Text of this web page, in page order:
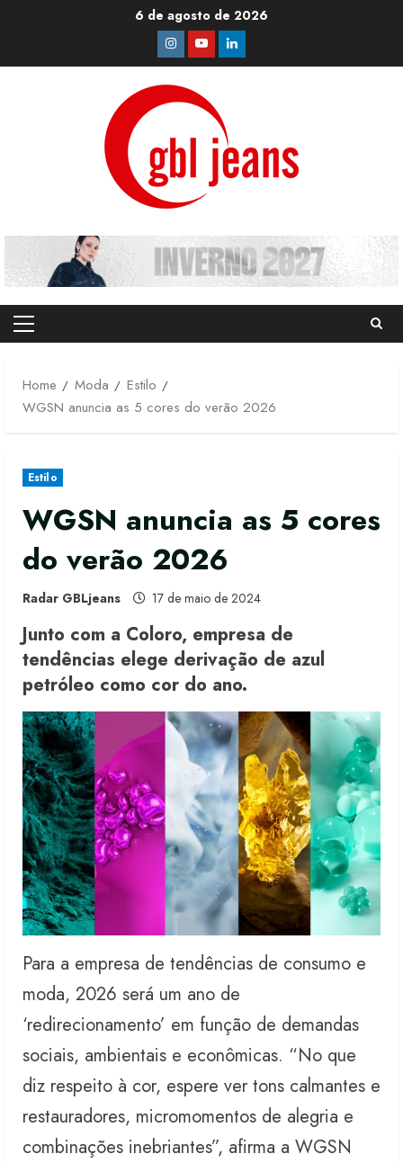
6 de agosto de 2026
Instagram
YoutubeLinkedin
Primary
Home
Moda
Estilo
WGSN anuncia as 5 cores do verão 2026
Estilo
WGSN anuncia as 5 cores
do verão 2026
Radar GBLjeans 17 de maio de 2024
Junto com a Coloro, empresa de
tendências elege derivação de azul
petróleo como cor do ano.
Para a empresa de tendências de consumo e
moda, 2026 será um ano de
‘redirecionamento’ em função de demandas
sociais, ambientais e econômicas. “No que
diz respeito à cor, espere ver tons calmantes e
restauradores, micromomentos de alegria e
combinações inebriantes”, afirma a WGSN